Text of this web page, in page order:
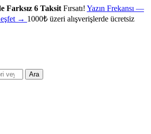
Farksız 6 Taksit Fırsatı! Yazın Frekansı —
→ 1000₺ üzeri alışverişlerde ücretsiz
Ara